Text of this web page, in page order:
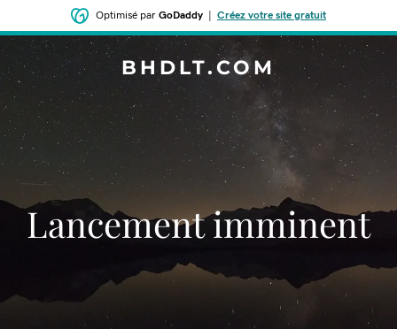
Optimisé par GoDaddy Créez votre site gratuit
BHDLT.COM
Lancement imminent